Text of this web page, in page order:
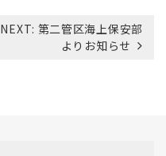
NEXT: 第二管区海上保安部
よりお知らせ